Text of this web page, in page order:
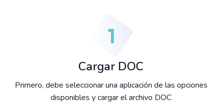
Cargar DOC
Primero, debe seleccionar una aplicación de las opciones
disponibles y cargar el archivo DOC